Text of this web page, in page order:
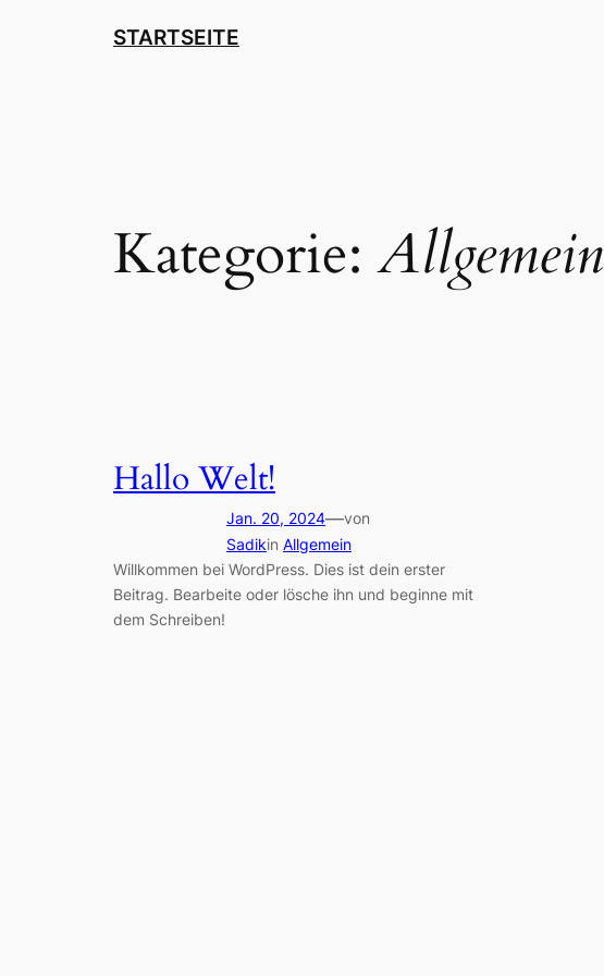
STARTSEITE
Kategorie:Allgemein
Hallo Welt!
Jan. 20, 2024—von
Sadikin Allgemein
Willkommen bei WordPress. Dies ist dein erster
Beitrag. Bearbeite oder lösche ihn und beginne mit
dem Schreiben!